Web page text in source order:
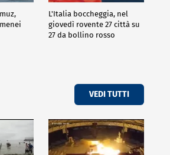
L'Italia boccheggia, nel
giovedì rovente 27 città su
27 da bollino rosso
VEDI TUTTI